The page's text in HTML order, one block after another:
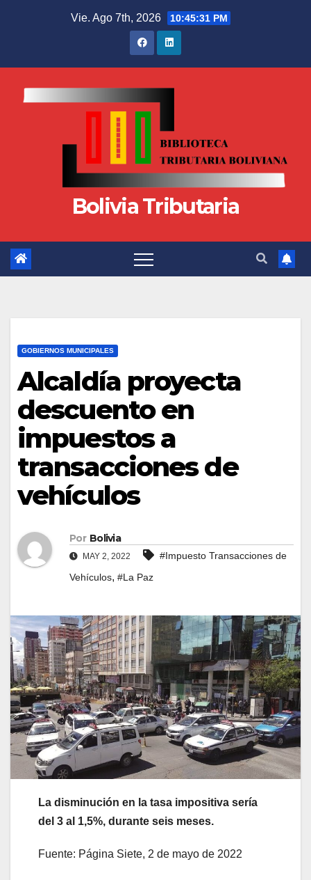
Vie. Ago 7th, 2026 10:45:32 PM
Bolivia Tributaria
GOBIERNOS MUNICIPALES
Alcaldía proyecta
descuento en
impuestos a
transacciones de
vehículos
Por Bolivia
MAY 2, 2022
#Impuesto Transacciones de
Vehículos, #La Paz
La disminución en la tasa impositiva sería
del 3 al 1,5%, durante seis meses.
Fuente: Página Siete, 2 de mayo de 2022